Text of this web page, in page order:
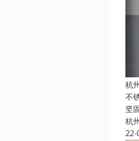
杭
不
坚
杭
22-